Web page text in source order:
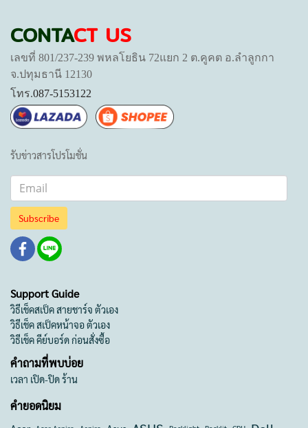
CONTACT US
เลขที่ 801/237-239 พหลโยธิน 72แยก 2 ต.คูคต อ.ลำลูกกา
จ.ปทุมธานี 12130
โทร.087-5153122
รับข่าวสารโปรโมชั่น
Subscribe
Support Guide
วิธีเช็คสเป็ค สายชาร์จ ตัวเอง
วิธีเช็ค สเป็คหน้าจอ ตัวเอง
วิธีเช็ค คีย์บอร์ด ก่อนสั่งซื้อ
คำถามที่พบบ่อย
เวลา เปิด-ปิด ร้าน
คำยอดนิยม